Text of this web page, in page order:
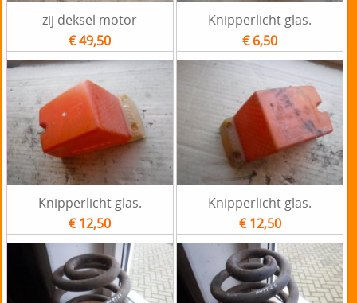
zij deksel motor
€ 49,50
Knipperlicht glas.
€ 6,50
Knipperlicht glas.
€ 12,50
Knipperlicht glas.
€ 12,50